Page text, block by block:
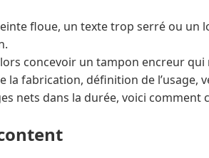
floue, un texte trop serré ou
concevoir un tampon encreur
la fabrication, définition de
nets dans la durée, voici